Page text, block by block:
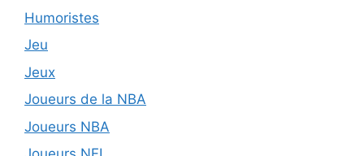
Humoristes
Jeu
Jeux
Joueurs de la NBA
Joueurs NBA